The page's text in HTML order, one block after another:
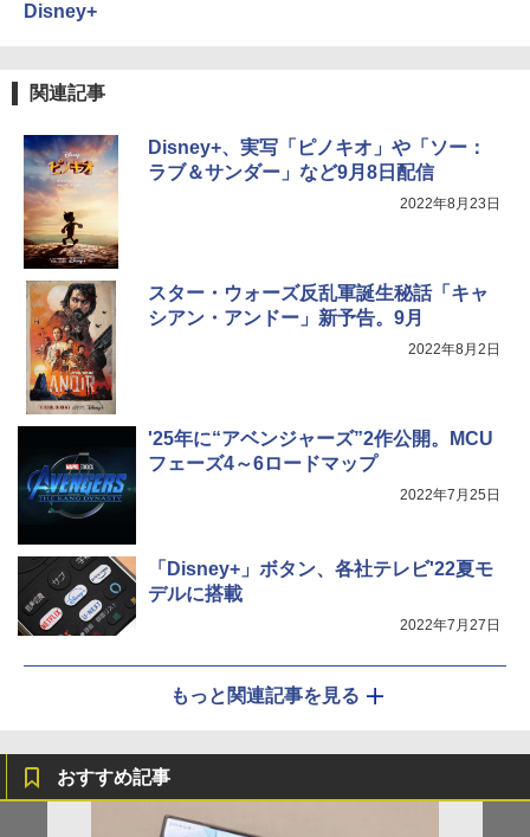
Disney+
関連記事
Disney+、実写「ピノキオ」や「ソー：
ラブ＆サンダー」など9月8日配信
2022年8月23日
スター・ウォーズ反乱軍誕生秘話「キャ
シアン・アンドー」新予告。9月
2022年8月2日
'25年に“アベンジャーズ”2作公開。MCU
フェーズ4～6ロードマップ
2022年7月25日
「Disney+」ボタン、各社テレビ'22夏モ
デルに搭載
2022年7月27日
もっと関連記事を見る
おすすめ記事